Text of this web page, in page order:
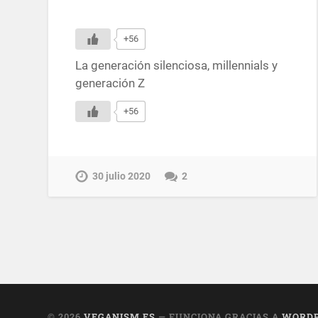
+56
La generación silenciosa, millennials y
generación Z
+56
30 julio 2020 2